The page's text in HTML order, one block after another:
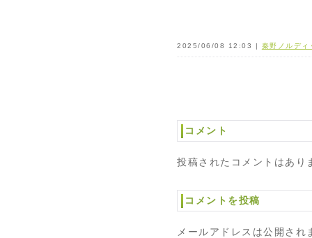
2025/06/08 12:03 | 秦野ノルディ
コメント
投稿されたコメントはあり
コメントを投稿
メールアドレスは公開され